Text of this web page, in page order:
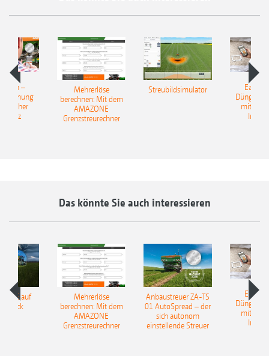
–
Mehrerlöse
berechnen: Mit dem
AMAZONE
Grenzstreurechner
Streubildsimulator
mit
Das könnte Sie auch interessieren
auf
Mehrerlöse
berechnen: Mit dem
AMAZONE
Grenzstreurechner
Anbaustreuer ZA-TS
01 AutoSpread – der
sich autonom
einstellende Streuer
mit